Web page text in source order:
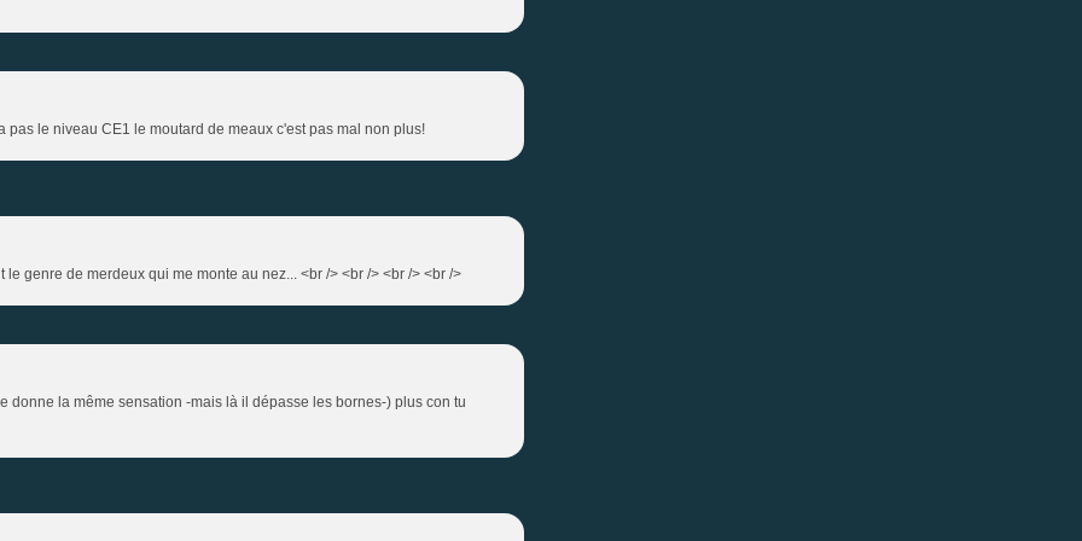
le niveau CE1 le moutard de meaux c'est pas mal non plus!
genre de merdeux qui me monte au nez... <br /> <br /> <br /> <br />
donne la même sensation -mais là il dépasse les bornes-) plus con tu